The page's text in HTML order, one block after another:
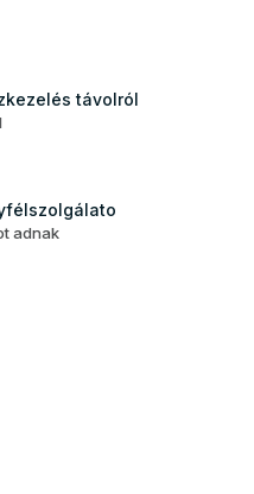
távolról
adnak